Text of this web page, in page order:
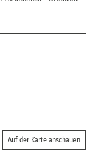
Auf der Karte anschauen